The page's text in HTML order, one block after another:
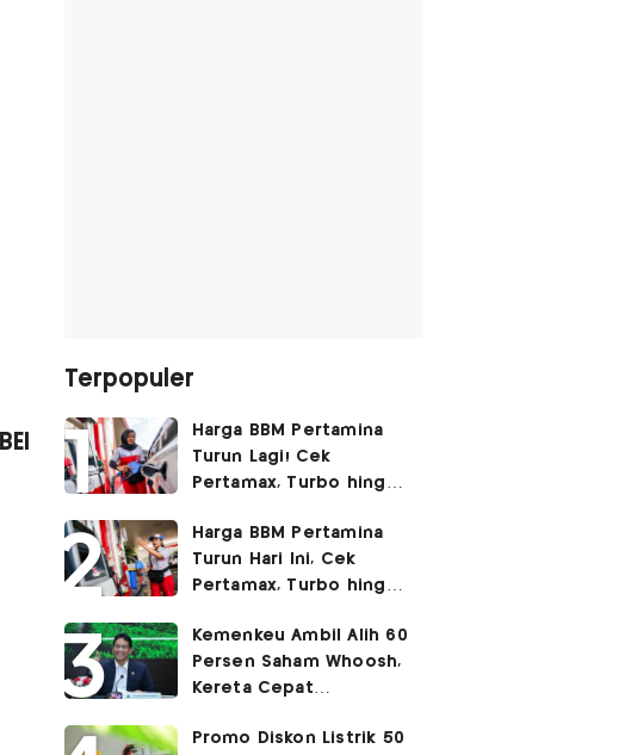
Terpopuler
Harga BBM Pertamina
Turun Lagi! Cek
Pertamax, Turbo hingga
Agustus 2026
Harga BBM Pertamina
Turun Hari Ini, Cek
Pertamax, Turbo hingga
2026
Kemenkeu Ambil Alih 60
Persen Saham Whoosh,
Kereta Cepat
Surabaya
Promo Diskon Listrik 50